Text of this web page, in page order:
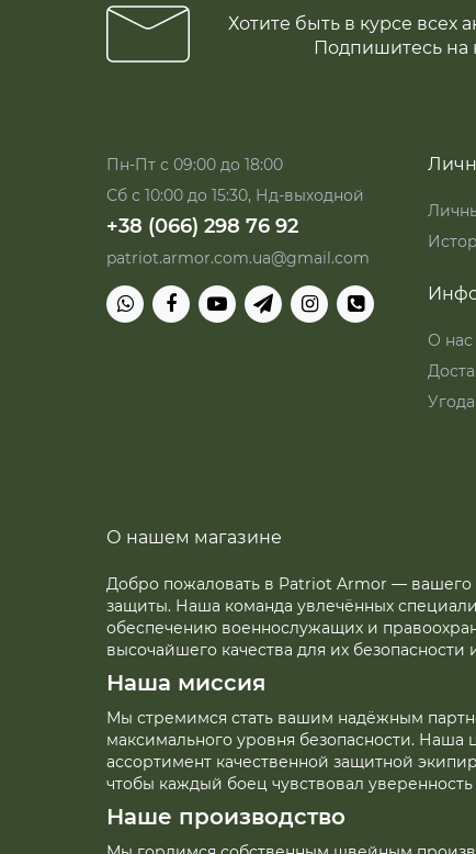
Хотите быть в курсе всех
Подпишитесь на
Пн-Пт с 09:00 до 18:00
Сб с 10:00 до 15:30, Нд-выходной
+38 (066) 298 76 92
patriot.armor.com.ua@gmail.com
О нас
О нашем магазине
Добро пожаловать в Patriot Armor — вашего
защиты. Наша команда увлечённых
обеспечению военнослужащих и
высочайшего качества для их безопасности
Наша миссия
Мы стремимся стать вашим надёжным
максимального уровня безопасности.
ассортимент качественной защитной
чтобы каждый боец чувствовал уверенность
Наше производство